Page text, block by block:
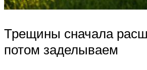
Трещины сначала
потом заделываем